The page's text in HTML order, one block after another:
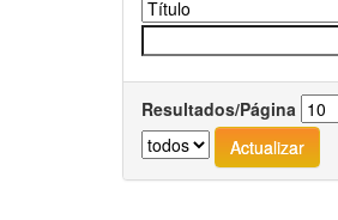
Resultados/Página